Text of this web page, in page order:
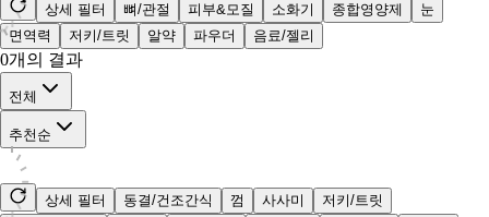
상세 필터 뼈/관절 피부&모질 소화기 종합영양제
눈
면역력
저키/트릿 알약 파우더 음료/젤리
0개의 결과
전체
추천순
상세 필터 동결/건조간식 껌 사사미
저키/트릿